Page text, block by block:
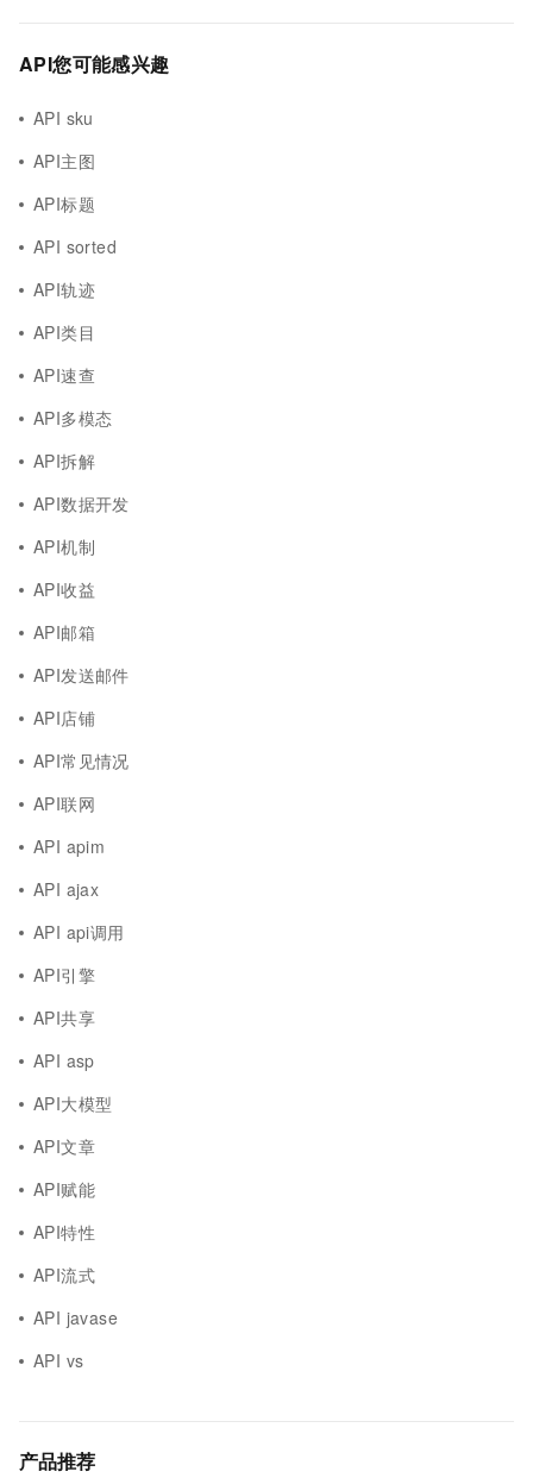
API您可能感兴趣
API sku
API主图
API标题
API sorted
API轨迹
API类目
API速查
API多模态
API拆解
API数据开发
API机制
API收益
API邮箱
API发送邮件
API店铺
API常见情况
API联网
API apim
API ajax
API api调用
API引擎
API共享
API asp
API大模型
API文章
API赋能
API特性
API流式
API javase
API vs
产品推荐